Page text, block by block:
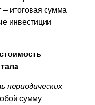
– итоговая сумма
инвестиции
периодических
сумму